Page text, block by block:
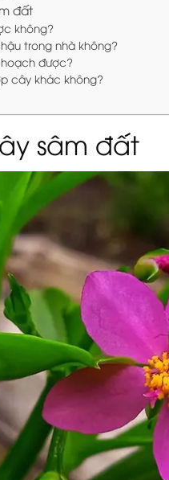
đất
không?
trong nhà không?
được?
cây khác không?
sâm đất